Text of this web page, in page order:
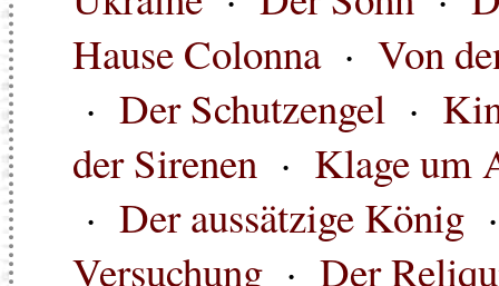
Hause Colonna· Von
· Der Schutzengel ·
der Sirenen · Klage um
· Der aussätzige König
Versuchung · Der